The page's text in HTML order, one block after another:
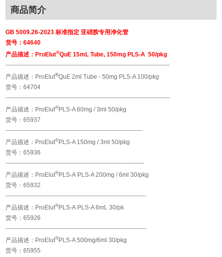
商品简介
GB 5009.26-2023 标准指定 亚硝胺专用净化管
货号：64640
产品描述： ProElut®QuE 15mL Tube, 150mg PLS-A 50/pkg
-----------------------------------------------------------------------------------
产品描述：ProElut®QuE 2ml Tube - 50mg PLS-A 100/pkg
货号：64704
-----------------------------------------------------------------------------------
产品描述：ProElut®PLS-A 60mg / 3ml 50/pkg
货号：65937
---------------------------------------------------------------------
产品描述：ProElut®PLS-A 150mg / 3ml 50/pkg
货号：65936
----------------------------------------------------------------------
产品描述：ProElut®PLS-A PLS-A 200mg / 6ml 30/pkg
货号：65932
-----------------------------------------------------------------------
产品描述：ProElut®PLS-A PLS-A 6mL 30/pk
货号：65926
-----------------------------------------------------------------------
产品描述：ProElut®PLS-A 500mg/6ml 30/pkg
货号：65955